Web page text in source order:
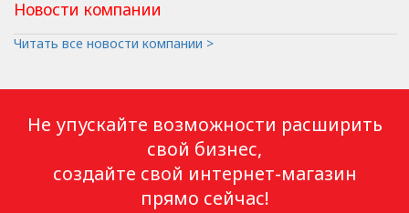
Новости компании
Читать все новости компании >
Не упускайте возможности расширить
свой бизнес,
создайте свой интернет-магазин
прямо сейчас!